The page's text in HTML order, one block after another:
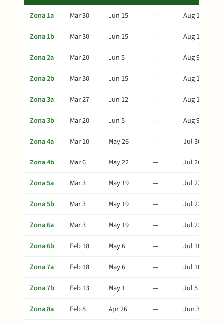
Zona 1a Mar 30 Jun 15 —
Aug 19
Zona 1b
Mar 30 Jun 15 —
Aug 19
Zona 2a
Mar 20 Jun 5 —
Aug 9
Zona 2b
Mar 30 Jun 15 —
Aug 19
Zona 3a
Mar 27 Jun 12 —
Aug 16
Zona 3b
Mar 20 Jun 5 —
Aug 9
Zona 4a
Mar 10 May 26 —
Jul 30
Zona 4b
Mar 6 May 22 —
Jul 26
Zona 5a
Mar 3 May 19 —
Jul 23
Zona 5b
Mar 3 May 19 —
Jul 23
Zona 6a
Mar 3 May 19 —
Jul 23
Zona 6b
Feb 18 May 6 —
Jul 10
Zona 7a
Feb 18 May 6 —
Jul 10
Zona 7b
Feb 13 May 1 —
Jul 5
Zona 8a
Feb 8 Apr 26 —
Jun 30